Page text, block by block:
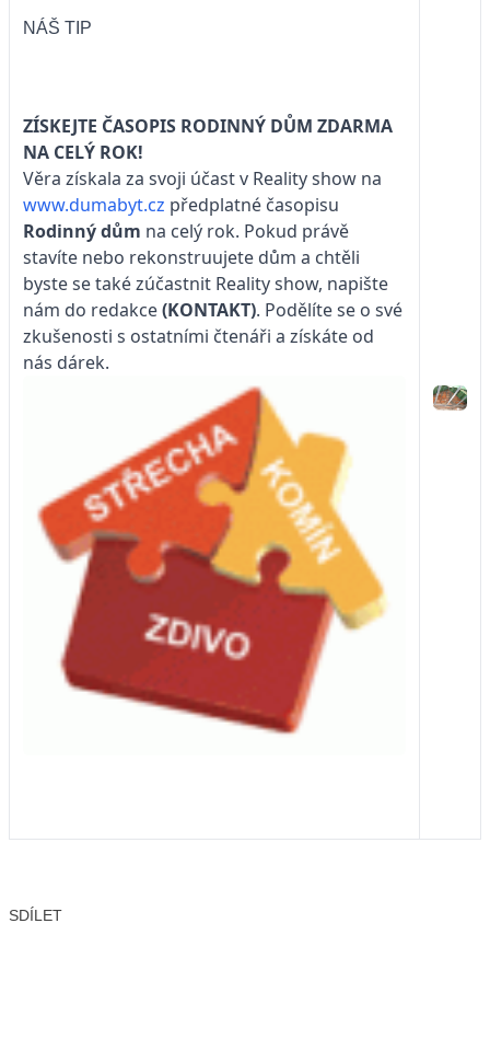
NÁŠ TIP
ZÍSKEJTE ČASOPIS RODINNÝ DŮM ZDARMA
NA CELÝ ROK!
Věra získala za svoji účast v Reality show na
www.dumabyt.cz předplatné časopisu
Rodinný dům na celý rok. Pokud právě
stavíte nebo rekonstruujete dům a chtěli
byste se také zúčastnit Reality show, napište
nám do redakce(KONTAKT). Podělíte se o své
zkušenosti s ostatními čtenáři a získáte od
nás dárek.
SDÍLET